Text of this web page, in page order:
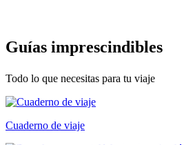
Guías imprescindibles
Todo lo que necesitas para tu viaje
Cuaderno de viaje